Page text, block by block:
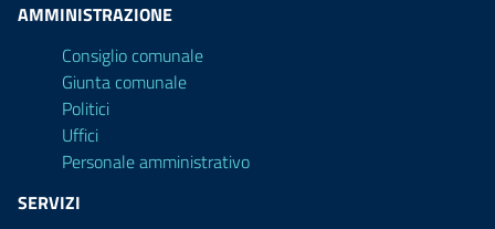
AMMINISTRAZIONE
Consiglio comunale
Giunta comunale
Politici
Uffici
Personale amministrativo
SERVIZI